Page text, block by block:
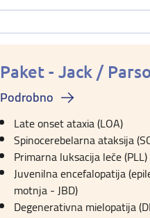
Paket - Jack /
Podrobno
Late onset ataxia (LOA)
Spinocerebelarna ataksija
Primarna luksacija leče (PLL)
Juvenilna encefalopatija
motnja - JBD)
Degenerativna mielopatija